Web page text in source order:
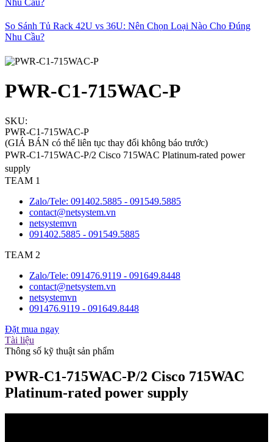
So Sánh Tủ Rack 42U vs 36U: Nên Chọn Loại Nào Cho Đúng
Nhu Cầu?
PWR-C1-715WAC-P
SKU:
PWR-C1-715WAC-P
(GIÁ BÁN có thể liên tục thay đổi không báo trước)
PWR-C1-715WAC-P/2 Cisco 715WAC Platinum-rated power
supply
TEAM 1
Zalo/Tele: 091402.5885 - 091549.5885
contact@netsystem.vn
netsystemvn
091402.5885 - 091549.5885
TEAM 2
Zalo/Tele: 091476.9119 - 091649.8448
contact@netsystem.vn
netsystemvn
091476.9119 - 091649.8448
Đặt mua ngay
Tài liệu
Thông số kỹ thuật sản phẩm
PWR-C1-715WAC-P/2 Cisco 715WAC
Platinum-rated power supply